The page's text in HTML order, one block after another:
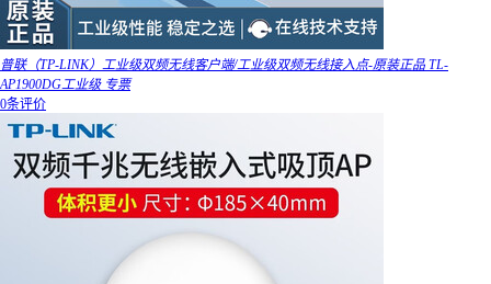
普联（TP-LINK）工业级双频无线客户端/工业级双频无线接入点-原装正品 TL-
AP1900DG工业级 专票
0条评价